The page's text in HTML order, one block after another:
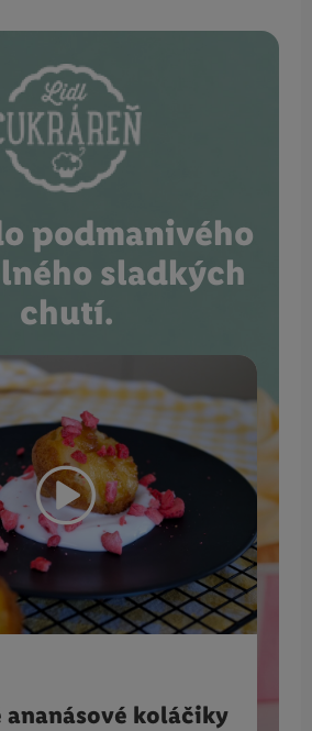
podmanivého
sladkých
chutí.
ananásové koláčiky